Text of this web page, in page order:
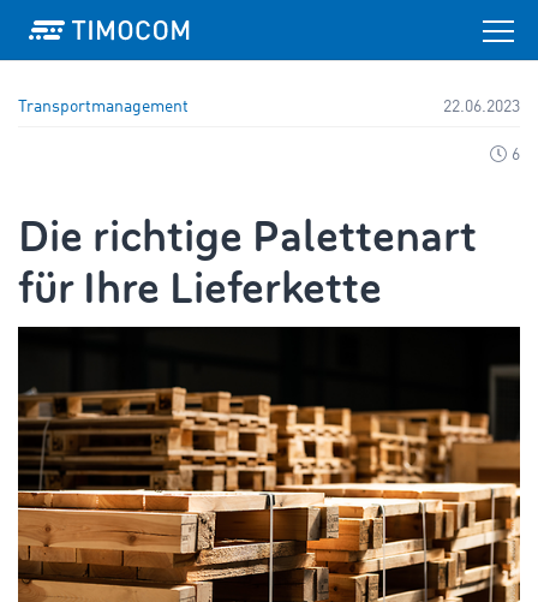
Transportmanagement 22.06.2023
6
Die richtige Palettenart
für Ihre Lieferkette